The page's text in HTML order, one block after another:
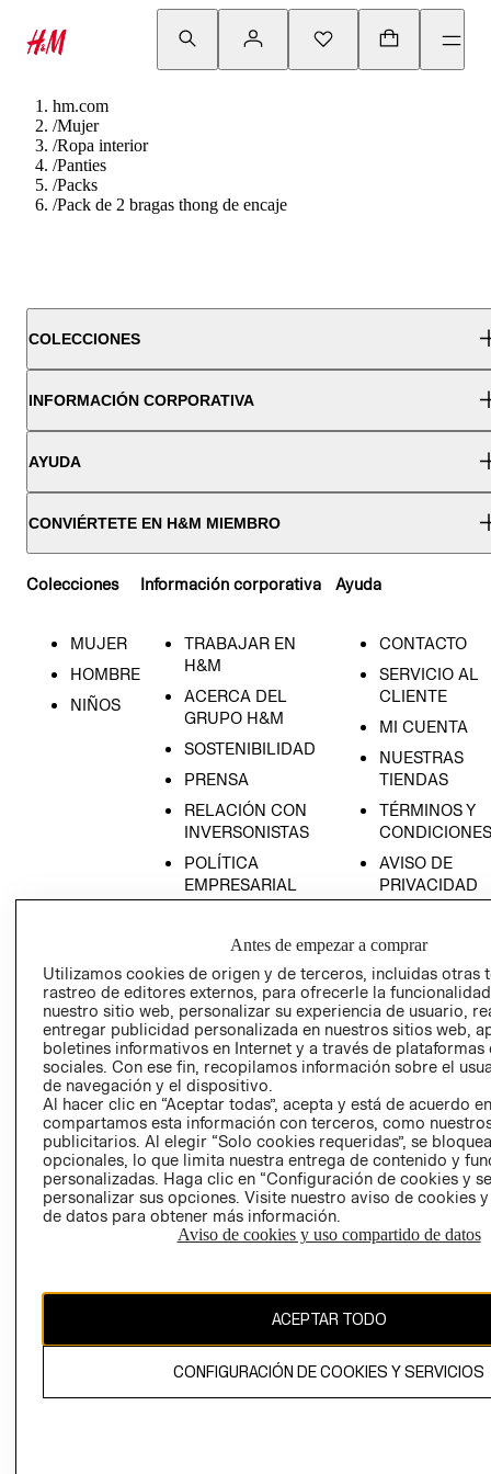
hm.com
/Mujer
/Ropa interior
/Panties
/Packs
/Pack de 2 bragas thong de encaje
COLECCIONES
INFORMACIÓN CORPORATIVA
AYUDA
CONVIÉRTETE EN H&M MIEMBRO
Colecciones
MUJER
HOMBRE
NIÑOS
Información corporativa
TRABAJAR EN
H&M
ACERCA DEL
GRUPO H&M
SOSTENIBILIDAD
PRENSA
RELACIÓN CON
INVERSONISTAS
POLÍTICA
EMPRESARIAL
Ayuda
CONTACTO
SERVICIO AL
CLIENTE
MI CUENTA
NUESTRAS
TIENDAS
TÉRMINOS Y
CONDICIONES
AVISO DE
PRIVACIDAD
AVISO DE
COOKIES
LIBRO DE
Ecuador ($)
CAMBIAR REGIÓN
El contenido de esta página web está protegido por copyright y es
propiedad de H&M Hennes & Mauritz AB.
Antes de empezar a comprar
Utilizamos cookies de origen y de terceros, incluidas otras
rastreo de editores externos, para ofrecerle la
nuestro sitio web, personalizar su experiencia de usuario,
entregar publicidad personalizada en nuestros sitios web,
boletines informativos en Internet y a través de plataformas
sociales. Con ese fin, recopilamos información sobre el
de navegación y el dispositivo.
Al hacer clic en “Aceptar todas”, acepta y está de acuerdo
compartamos esta información con terceros, como
publicitarios. Al elegir “Solo cookies requeridas”, se
opcionales, lo que limita nuestra entrega de contenido y
personalizadas. Haga clic en “Configuración de cookies y
personalizar sus opciones. Visite nuestro aviso de cookies
de datos para obtener más información.
Aviso de cookies y uso compartido de datos
ACEPTAR TODO
CONFIGURACIÓN DE COOKIES Y SERVICIOS